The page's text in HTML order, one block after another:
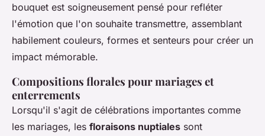
bouquet est soigneusement pensé pour refléter
l'émotion que l'on souhaite transmettre, assemblant
habilement couleurs, formes et senteurs pour créer un
impact mémorable.
Compositions florales pour mariages et
enterrements
Lorsqu'il s'agit de célébrations importantes comme
les mariages, les floraisons nuptiales sont